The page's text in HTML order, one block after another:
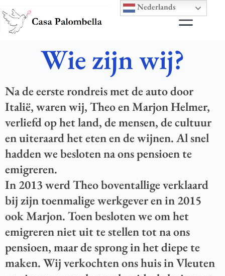
Wie zijn wij?
Na de eerste rondreis met de auto door
Italië, waren wij, Theo en Marjon Helmer,
verliefd op het land, de mensen, de cultuur
en uiteraard het eten en de wijnen. Al snel
hadden we besloten na ons pensioen te
emigreren.
In 2013 werd Theo boventallige verklaard
bij zijn toenmalige werkgever en in 2015
ook Marjon. Toen besloten we om het
emigreren niet uit te stellen tot na ons
pensioen, maar de sprong in het diepe te
maken. Wij verkochten ons huis in Vleuten
Nederlands